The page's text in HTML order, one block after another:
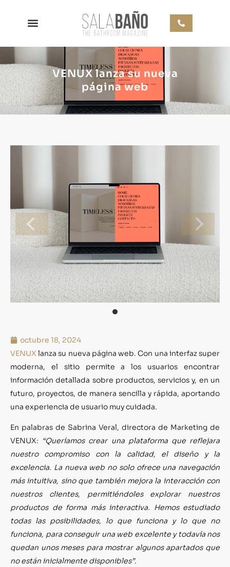
VENUX lanza su nueva
página web
octubre 18, 2024
VENUXlanza su nueva página web. Con una interfaz super
moderna, el sitio permite a los usuarios encontrar
información detallada sobre productos, servicios y, en un
futuro, proyectos, de manera sencilla y rápida, aportando
una experiencia de usuario muy cuidada.
En palabras de Sabrina Veral, directora de Marketing de
VENUX: “Queríamos crear una plataforma que reflejara
nuestro compromiso con la calidad, el diseño y la
excelencia. La nueva web no solo ofrece una navegación
más intuitiva, sino que también mejora la interacción con
nuestros clientes, permitiéndoles explorar nuestros
productos de forma más interactiva. Hemos estudiado
todas las posibilidades, lo que funciona y lo que no
funciona, para conseguir una web excelente y todavía nos
quedan unos meses para mostrar algunos apartados que
no están inicialmente disponibles”.